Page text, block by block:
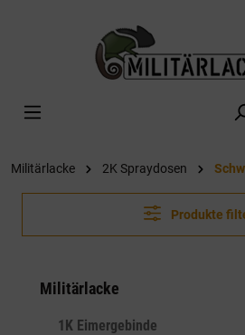
Militärlacke 2K Spraydosen
Produkte
Militärlacke
1K Eimergebinde